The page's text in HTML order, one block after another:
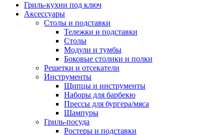
Гриль-кухни под ключ
Аксессуары
Столы и подставки
Тележки и подставки
Столы
Модули и тумбы
Боковые столики и полки
Решетки и отсекатели
Инструменты
Щипцы и инструменты
Наборы для барбекю
Прессы для бургера/мяса
Шампуры
Гриль-посуда
Ростеры и подставки